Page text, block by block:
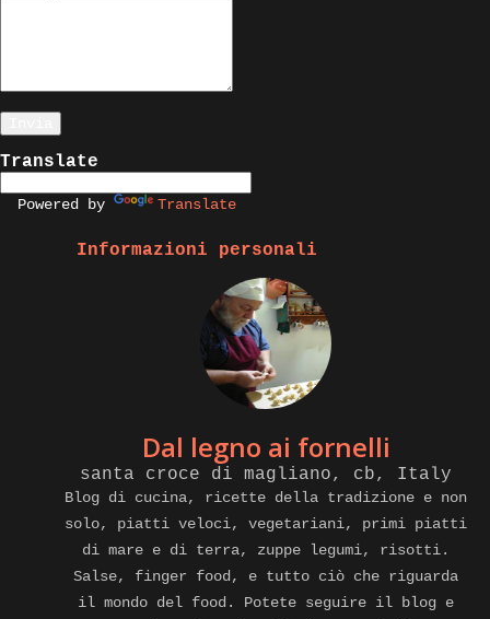
Translate
Powered by Translate
Informazioni personali
Dal legno ai fornelli
santa croce di magliano, cb, Italy
Blog di cucina, ricette della tradizione e non
solo, piatti veloci, vegetariani, primi piatti
di mare e di terra, zuppe legumi, risotti.
Salse, finger food, e tutto ciò che riguarda
il mondo del food. Potete seguire il blog e